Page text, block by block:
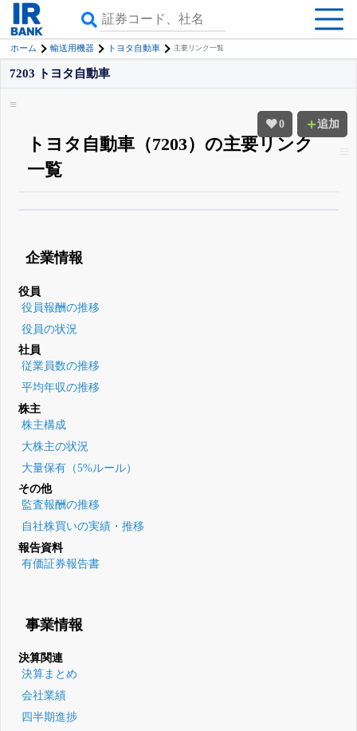
ホーム 輸送用機器 トヨタ自動車 主要リンク一覧
0 追加
7203 トヨタ自動車
トヨタ自動車（7203）の主要リンク
一覧
登録すると永久30%OFFと米株版の先行利用も付きます
企業情報
役員
役員報酬の推移
役員の状況
社員
従業員数の推移
平均年収の推移
株主
株主構成
大株主の状況
大量保有（5%ルール）
その他
監査報酬の推移
自社株買いの実績・推移
報告資料
有価証券報告書
事業情報
決算関連
決算まとめ
会社業績
四半期進捗